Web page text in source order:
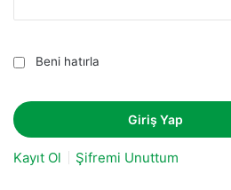
Beni hatırla
Kayıt Ol Şifremi Unuttum